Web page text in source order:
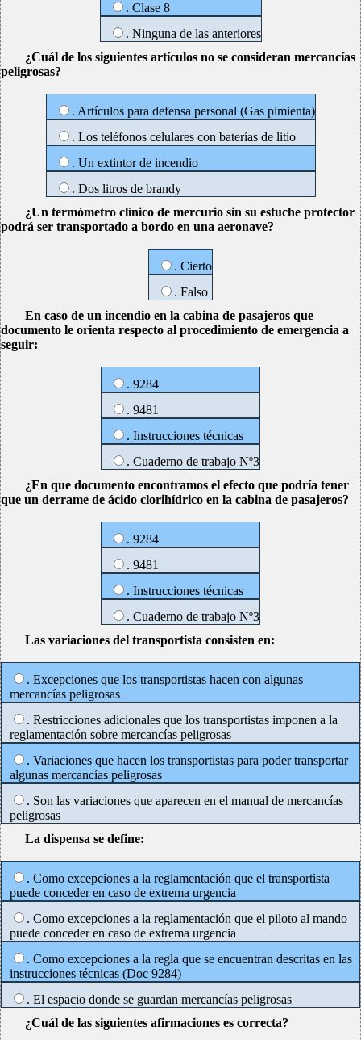
. Clase 8
. Ninguna de las anteriores
¿Cuál de los siguientes artículos no se consideran mercancías
peligrosas?
. Artículos para defensa personal (Gas pimienta)
. Los teléfonos celulares con baterías de litio
. Un extintor de incendio
. Dos litros de brandy
¿Un termómetro clínico de mercurio sin su estuche protector
podrá ser transportado a bordo en una aeronave?
. Cierto
. Falso
En caso de un incendio en la cabina de pasajeros que
documento le orienta respecto al procedimiento de emergencia a
seguir:
. 9284
. 9481
. Instrucciones técnicas
. Cuaderno de trabajo Nº3
¿En que documento encontramos el efecto que podría tener
que un derrame de ácido clorihídrico en la cabina de pasajeros?
. 9284
. 9481
. Instrucciones técnicas
. Cuaderno de trabajo Nº3
Las variaciones del transportista consisten en:
. Excepciones que los transportistas hacen con algunas
mercancías peligrosas
. Restricciones adicionales que los transportistas imponen a la
reglamentación sobre mercancías peligrosas
. Variaciones que hacen los transportistas para poder transportar
algunas mercancías peligrosas
. Son las variaciones que aparecen en el manual de mercancías
peligrosas
La dispensa se define:
. Como excepciones a la reglamentación que el transportista
puede conceder en caso de extrema urgencia
. Como excepciones a la reglamentación que el piloto al mando
puede conceder en caso de extrema urgencia
. Como excepciones a la regla que se encuentran descritas en las
instrucciones técnicas (Doc 9284)
. El espacio donde se guardan mercancías peligrosas
¿Cuál de las siguientes afirmaciones es correcta?